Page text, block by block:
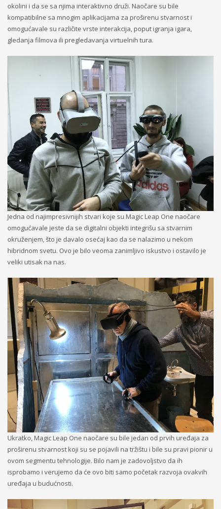
okolini i da se sa njima interaktivno druži. Naočare su bile
kompatibilne sa mnogim aplikacijama za proširenu stvarnost i
omogućavale su različite vrste interakcija, poput igranja igara,
gledanja filmova ili pregledavanja virtuelnih tura.
Jedna od najimpresivnijih stvari koje su Magic Leap One naočare
omogućavale jeste da se digitalni objekti integrišu sa stvarnim
okruženjem, što je davalo osećaj kao da se nalazimo u nekom
hibridnom svetu. Ovo je bilo veoma zanimljivo iskustvo i ostavilo je
veliki utisak na nas.
Ukratko, Magic Leap One naočare su bile jedan od prvih uređaja za
proširenu stvarnost koji su se pojavili na tržištu i bile su pravi pionir u
ovom segmentu tehnologije. Bilo nam je zadovoljstvo da ih
isprobamo i verujemo da će ovo biti samo početak razvoja ovakvih
uređaja u budućnosti.